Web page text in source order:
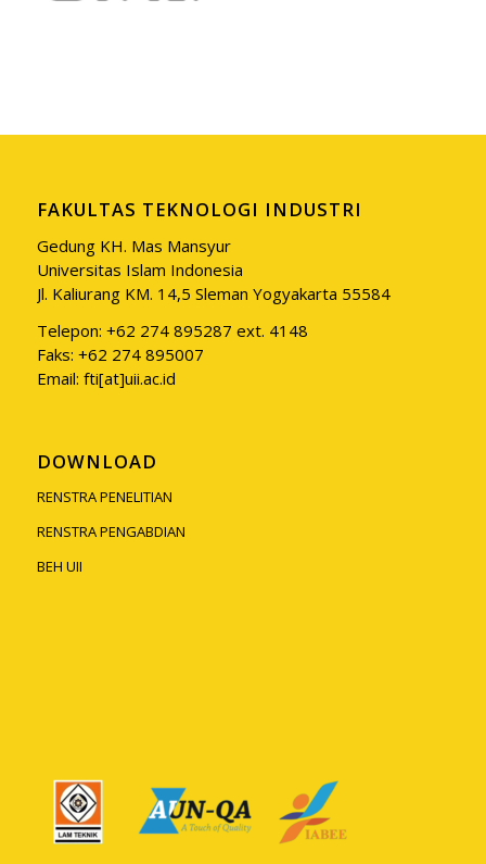
FAKULTAS TEKNOLOGI INDUSTRI
Gedung KH. Mas Mansyur
Universitas Islam Indonesia
Jl. Kaliurang KM. 14,5 Sleman Yogyakarta 55584
Telepon: +62 274 895287 ext. 4148
Faks: +62 274 895007
Email: fti[at]uii.ac.id
DOWNLOAD
RENSTRA PENELITIAN
RENSTRA PENGABDIAN
BEH UII